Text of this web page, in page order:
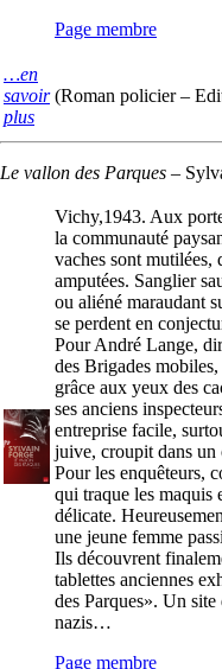
Page membre
…en
savoir
plus
(Roman policier –
Le vallon des Parques –
Vichy,1943. Aux
la communauté
vaches sont mutilées,
amputées. Sanglier
ou aliéné maraudant
se perdent en
Pour André Lange,
des Brigades
grâce aux yeux des
ses anciens
entreprise facile,
juive, croupit dans un
Pour les enquêteurs,
qui traque les maquis
délicate.
une jeune femme
Ils découvrent
tablettes anciennes
des Parques». Un
nazis…
Page membre